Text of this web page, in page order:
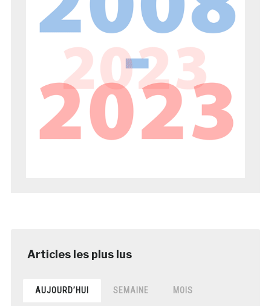
AUJOURD’HUI SEMAINE MOIS